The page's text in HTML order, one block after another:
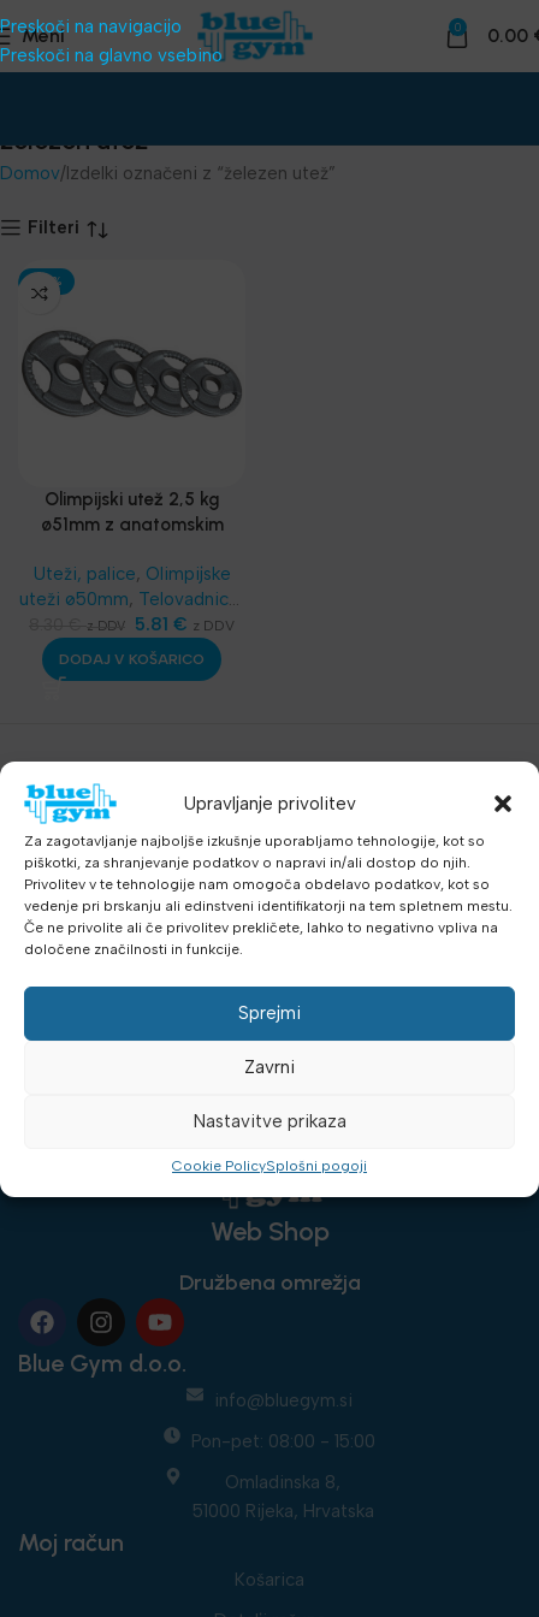
Upravljanje privolitev
Za zagotavljanje najboljše izkušnje uporabljamo tehnologije, kot so
piškotki, za shranjevanje podatkov o napravi in/ali dostop do njih.
Privolitev v te tehnologije nam omogoča obdelavo podatkov, kot so
vedenje pri brskanju ali edinstveni identifikatorji na tem spletnem mestu.
Če ne privolite ali če privolitev prekličete, lahko to negativno vpliva na
določene značilnosti in funkcije.
Sprejmi
Zavrni
Nastavitve prikaza
Cookie PolicySplošni pogoji
Preskoči na navigacijo
Preskoči na glavno vsebino
Meni 0 0.00
železen utež
Domov Izdelki označeni z “železen utež”
Filteri
-30%
Olimpijski utež 2,5 kg
ø51mm z anatomskim
Uteži, palice, Olimpijske
uteži ø50mm, Telovadnice
Najnovejša oprema
z DDV 5.81 € z DDV
DODAJ V KOŠARICO
Web Shop
Družbena omrežja
Blue Gym d.o.o.
info@bluegym.si
Pon-pet: 08:00 - 15:00
Omladinska 8,
51000 Rijeka, Hrvatska
Moj račun
Košarica